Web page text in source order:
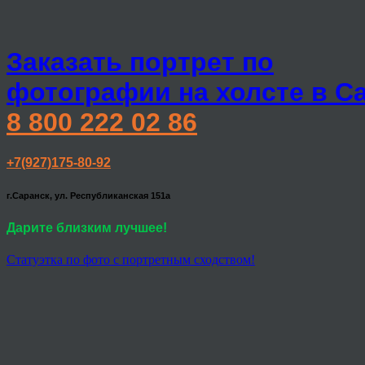
Заказать портрет по
фотографии на холсте в
8 800 222 02 86
+7(927)175-80-92
г.Саранск, ул. Республиканская 151а
Дарите близким лучшее!
Статуэтка по фото с портретным сходством!